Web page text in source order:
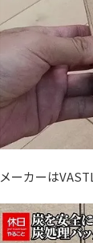
メーカーは